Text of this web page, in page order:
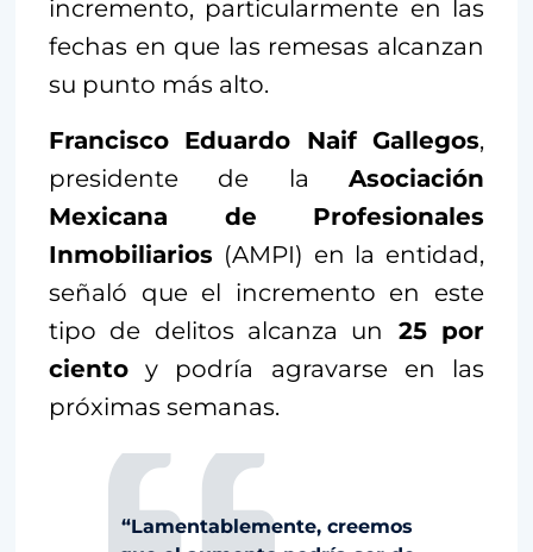
incremento, particularmente en las
fechas en que las remesas alcanzan
su punto más alto.
Francisco Eduardo Naif Gallegos,
presidente de la Asociación
Mexicana de Profesionales
Inmobiliarios (AMPI) en la entidad,
señaló que el incremento en este
tipo de delitos alcanza un 25 por
ciento y podría agravarse en las
próximas semanas.
“Lamentablemente, creemos